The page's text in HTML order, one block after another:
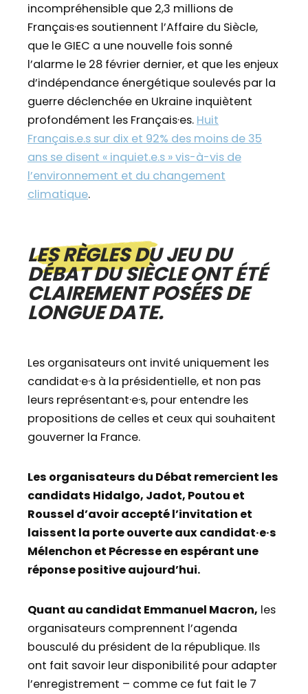
incompréhensible que 2,3 millions de
Français·es soutiennent l’Affaire du Siècle,
que le GIEC a une nouvelle fois sonné
l’alarme le 28 février dernier, et que les enjeux
d’indépendance énergétique soulevés par la
guerre déclenchée en Ukraine inquiètent
profondément les Français·es. Huit
Français.e.s sur dix et 92% des moins de 35
ans se disent « inquiet.e.s » vis-à-vis de
l’environnement et du changement
climatique.
LES RÈGLES DU JEU DU
DÉBAT DU SIÈCLE ONT ÉTÉ
CLAIREMENT POSÉES DE
LONGUE DATE.
Les organisateurs ont invité uniquement les
candidat·e·s à la présidentielle, et non pas
leurs représentant·e·s, pour entendre les
propositions de celles et ceux qui souhaitent
gouverner la France.
Les organisateurs du Débat remercient les
candidats Hidalgo, Jadot, Poutou et
Roussel d’avoir accepté l’invitation et
laissent la porte ouverte aux candidat·e·s
Mélenchon et Pécresse en espérant une
réponse positive aujourd’hui.
Quant au candidat Emmanuel Macron, les
organisateurs comprennent l’agenda
bousculé du président de la république. Ils
ont fait savoir leur disponibilité pour adapter
l’enregistrement – comme ce fut fait le 7